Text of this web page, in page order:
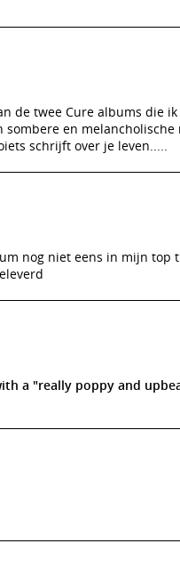
de twee Cure albums die ik
sombere en melancholische
schrijft over je leven.....
nog niet eens in mijn top
a "really poppy and